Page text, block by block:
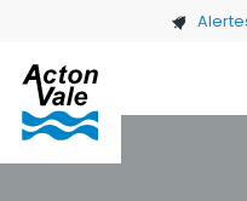
Skip to main content